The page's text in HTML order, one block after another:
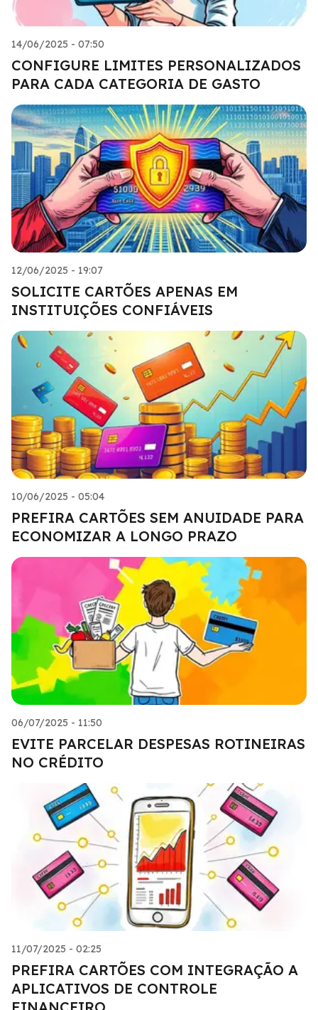
14/06/2025 - 07:50
CONFIGURE LIMITES PERSONALIZADOS
PARA CADA CATEGORIA DE GASTO
12/06/2025 - 19:07
SOLICITE CARTÕES APENAS EM
INSTITUIÇÕES CONFIÁVEIS
10/06/2025 - 05:04
PREFIRA CARTÕES SEM ANUIDADE PARA
ECONOMIZAR A LONGO PRAZO
06/07/2025 - 11:50
EVITE PARCELAR DESPESAS ROTINEIRAS
NO CRÉDITO
11/07/2025 - 02:25
PREFIRA CARTÕES COM INTEGRAÇÃO A
APLICATIVOS DE CONTROLE